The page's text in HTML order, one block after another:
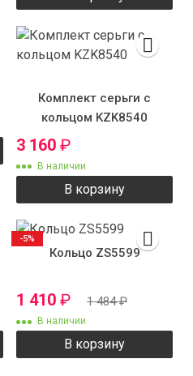
Комплект серьги с
кольцом KZK8540
3 160 ₽
В наличии
В корзину
Кольцо ZS5599
1 410 ₽ 1 484₽
В наличии
В корзину
-5%